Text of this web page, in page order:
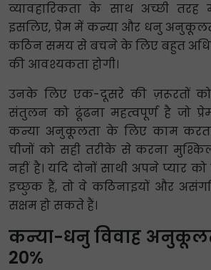
व्यावहारिकता के साथ अच्छी तरह
इसलिए, प्रेम में कन्या और धनु
कठिन समय से बचने के लिए बहुत
की आवश्यकता होगी।
उनके लिए एक-दूसरे की ज़रूरतों
संतुलन को ढूंढना महत्वपूर्ण है जो
कन्या अनुकूलता के लिए काम करता
चीजों को सही तरीके से करना
नहीं है। यदि दोनों साथी अपने प्यार
इच्छुक हैं, तो वे कठिनाइयों और
सक्षम हो सकते हैं।
कन्या-धनु विवाह
20%